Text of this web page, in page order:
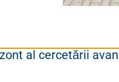
al cercetării